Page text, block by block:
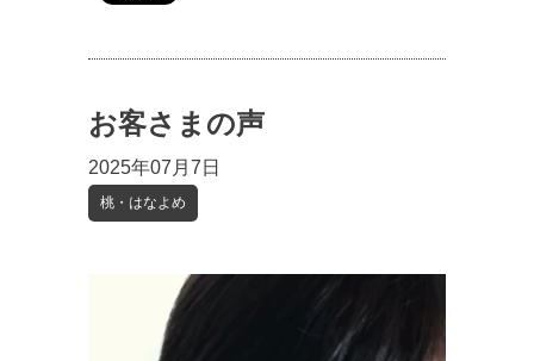
お客さまの声
2025年07月7日
桃・はなよめ